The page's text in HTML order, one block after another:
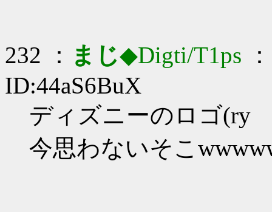
232 ： まじ◆Digti/T1ps
ID:44aS6BuX
ディズニーのロゴ(ry
今思わないそこ